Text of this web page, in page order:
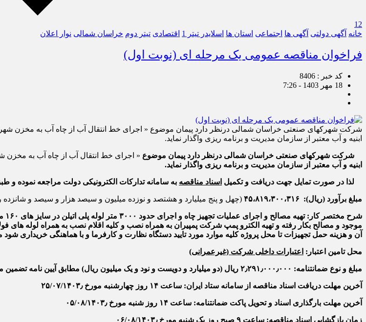
12
خانه آگهی دولتی آگهی ها اجتماعی استان ها اسلایدر تیتر 1 اقتصادی تیتر دوم خراسان شمالی نوار اعلان
فراخوان مناقصه عمومی یک مرحله ای (نوبت اول)
کد خبر : 8406
18 مهر 1403 - 7:26
شرکت شهرکهای صنعتی خراسان شمالی درنظر دارد پیمان موضوع « اجرای خط انتقال آب از چاه آب به مخزن
ابنیه و آب معتبر از سازمان مدیریت و برنامه ریزی واگذار نماید.
شرکت شهرکهای صنعتی خراسان شمالی درنظر دارد پیمان موضوع « اجرای خط انتقال آب از چاه آب به
ابنیه و آب معتبر
از سازمان مدیریت و برنامه ریزی واگذار نماید.
لذا در صورت تمایل جهت دریافت و تکمیل اسناد مناقصه به سامانه تدارکات الکترونیکی دولت مراجعه نموده و
مبلغ برآورد (ریال): ۴۵،۸۱۹،۳۰۰،۳۱۶ (چهل و پنج میلیارد و هشتصد و نوزده میلیون و سیصد هزار و سیصد و شانزده
شرح مختصر کار:
موجود و مصالح بکار رفته و تهیه الکترو پمپ شرکت پمپیران به همراه نصب و کلیه اقلام نصب به همراه لوله های
آن و هزینه حمل تجهیزات تا محل پروژه کلیه موارد مورد تایید دستگاه نظارت و کارفرما و با هماهنگی خریداری
محل تامین اعتبار: اعتبارات داخلی شرکت (غیرعمرانی)
مبلغ و نوع ضمانتنامه: ۲٫۲۹۱٫۰۰۰٫۰۰۰ ریال (دو میلیارد و دویست و نود و یک میلیون ریال) مطابق آیین نامه تضمین
آخرین مهلت دریافت اسناد مناقصه از سامانه ستاد ایران: ساعت ۱۴ روز چهارشنبه مورخ ۲۵/۰۷/۱۴۰۳٫
آخرین مهلت بارگذاری اسناد و تحویل پاکت ضمانتنامه: ساعت ۱۴ روز شنبه مورخ ۰۵/۰۸/۱۴۰۳٫
زمان بازگشایی اسناد مناقصه: ساعت ۹ صبح روز یک شنبه مورخ ۰۶/۰۸/۱۴۰۳٫